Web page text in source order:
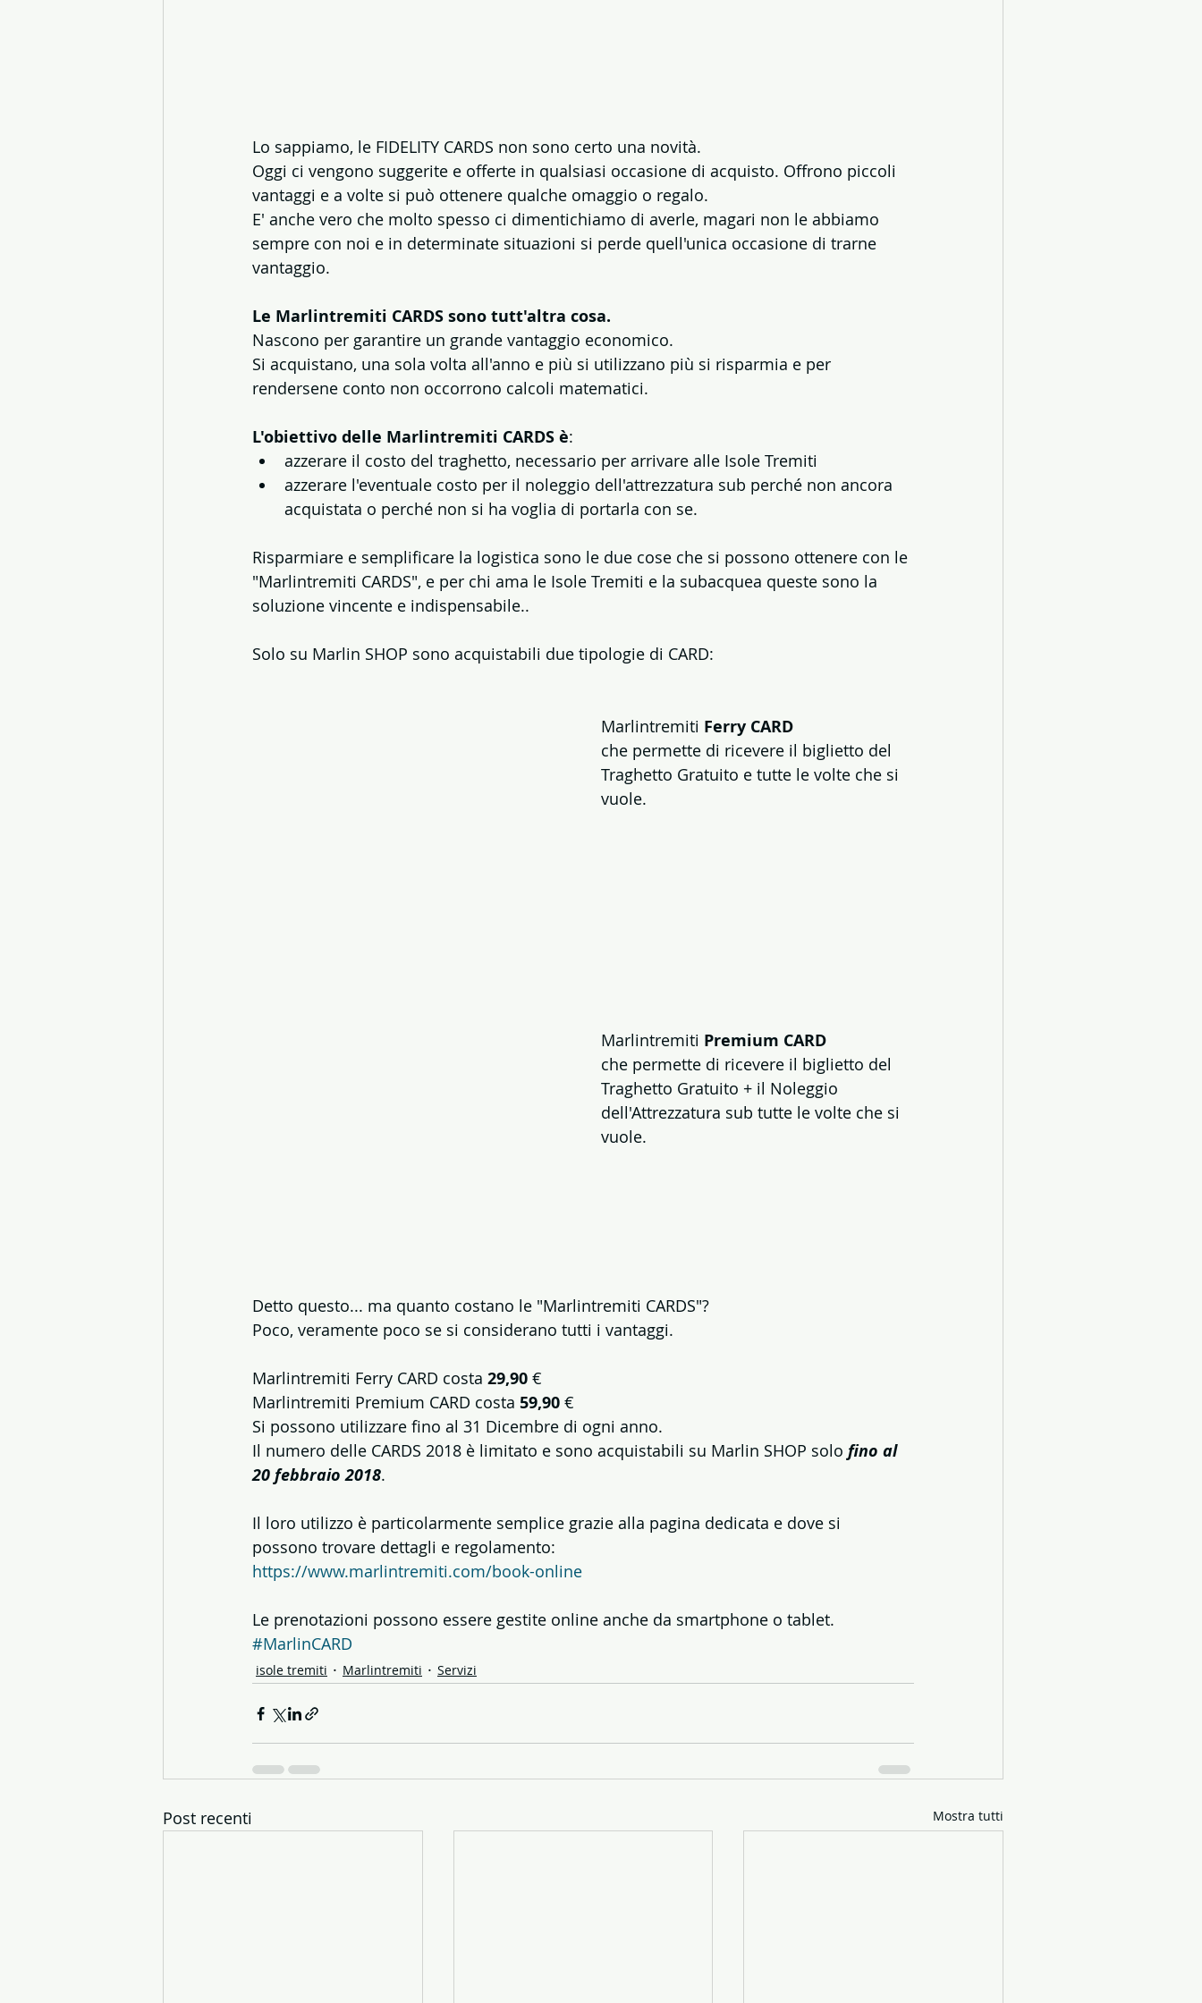
Lo sappiamo, le FIDELITY CARDS non sono certo una novità.
Oggi ci vengono suggerite e offerte in qualsiasi occasione di acquisto. Offrono piccoli
vantaggi e a volte si può ottenere qualche omaggio o regalo.
E' anche vero che molto spesso ci dimentichiamo di averle, magari non le abbiamo
sempre con noi e in determinate situazioni si perde quell'unica occasione di trarne
vantaggio.
Le Marlintremiti CARDS sono tutt'altra cosa.
Nascono per garantire un grande vantaggio economico.
Si acquistano, una sola volta all'anno e più si utilizzano più si risparmia e per
rendersene conto non occorrono calcoli matematici.
L'obiettivo delle Marlintremiti CARDS è:
azzerare il costo del traghetto, necessario per arrivare alle Isole Tremiti
azzerare l'eventuale costo per il noleggio dell'attrezzatura sub perché non ancora
acquistata o perché non si ha voglia di portarla con se.
Risparmiare e semplificare la logistica sono le due cose che si possono ottenere con le
"Marlintremiti CARDS", e per chi ama le Isole Tremiti e la subacquea queste sono la
soluzione vincente e indispensabile..
Solo su Marlin SHOP sono acquistabili due tipologie di CARD:
Marlintremiti Ferry CARD
che permette di ricevere il biglietto del
Traghetto Gratuito e tutte le volte che si
vuole.
Marlintremiti Premium CARD
che permette di ricevere il biglietto del
Traghetto Gratuito + il Noleggio
dell'Attrezzatura sub tutte le volte che si
vuole.
Detto questo... ma quanto costano le "Marlintremiti CARDS"?
Poco, veramente poco se si considerano tutti i vantaggi.
Marlintremiti Ferry CARD costa 29,90 €
Marlintremiti Premium CARD costa 59,90 €
Si possono utilizzare fino al 31 Dicembre di ogni anno.
Il numero delle CARDS 2018 è limitato e sono acquistabili su Marlin SHOP solo fino al
20 febbraio 2018.
Il loro utilizzo è particolarmente semplice grazie alla pagina dedicata e dove si
possono trovare dettagli e regolamento:
https://www.marlintremiti.com/book-online
Le prenotazioni possono essere gestite online anche da smartphone o tablet.
#MarlinCARD
isole tremiti Marlintremiti Servizi
Post recenti Mostra tutti